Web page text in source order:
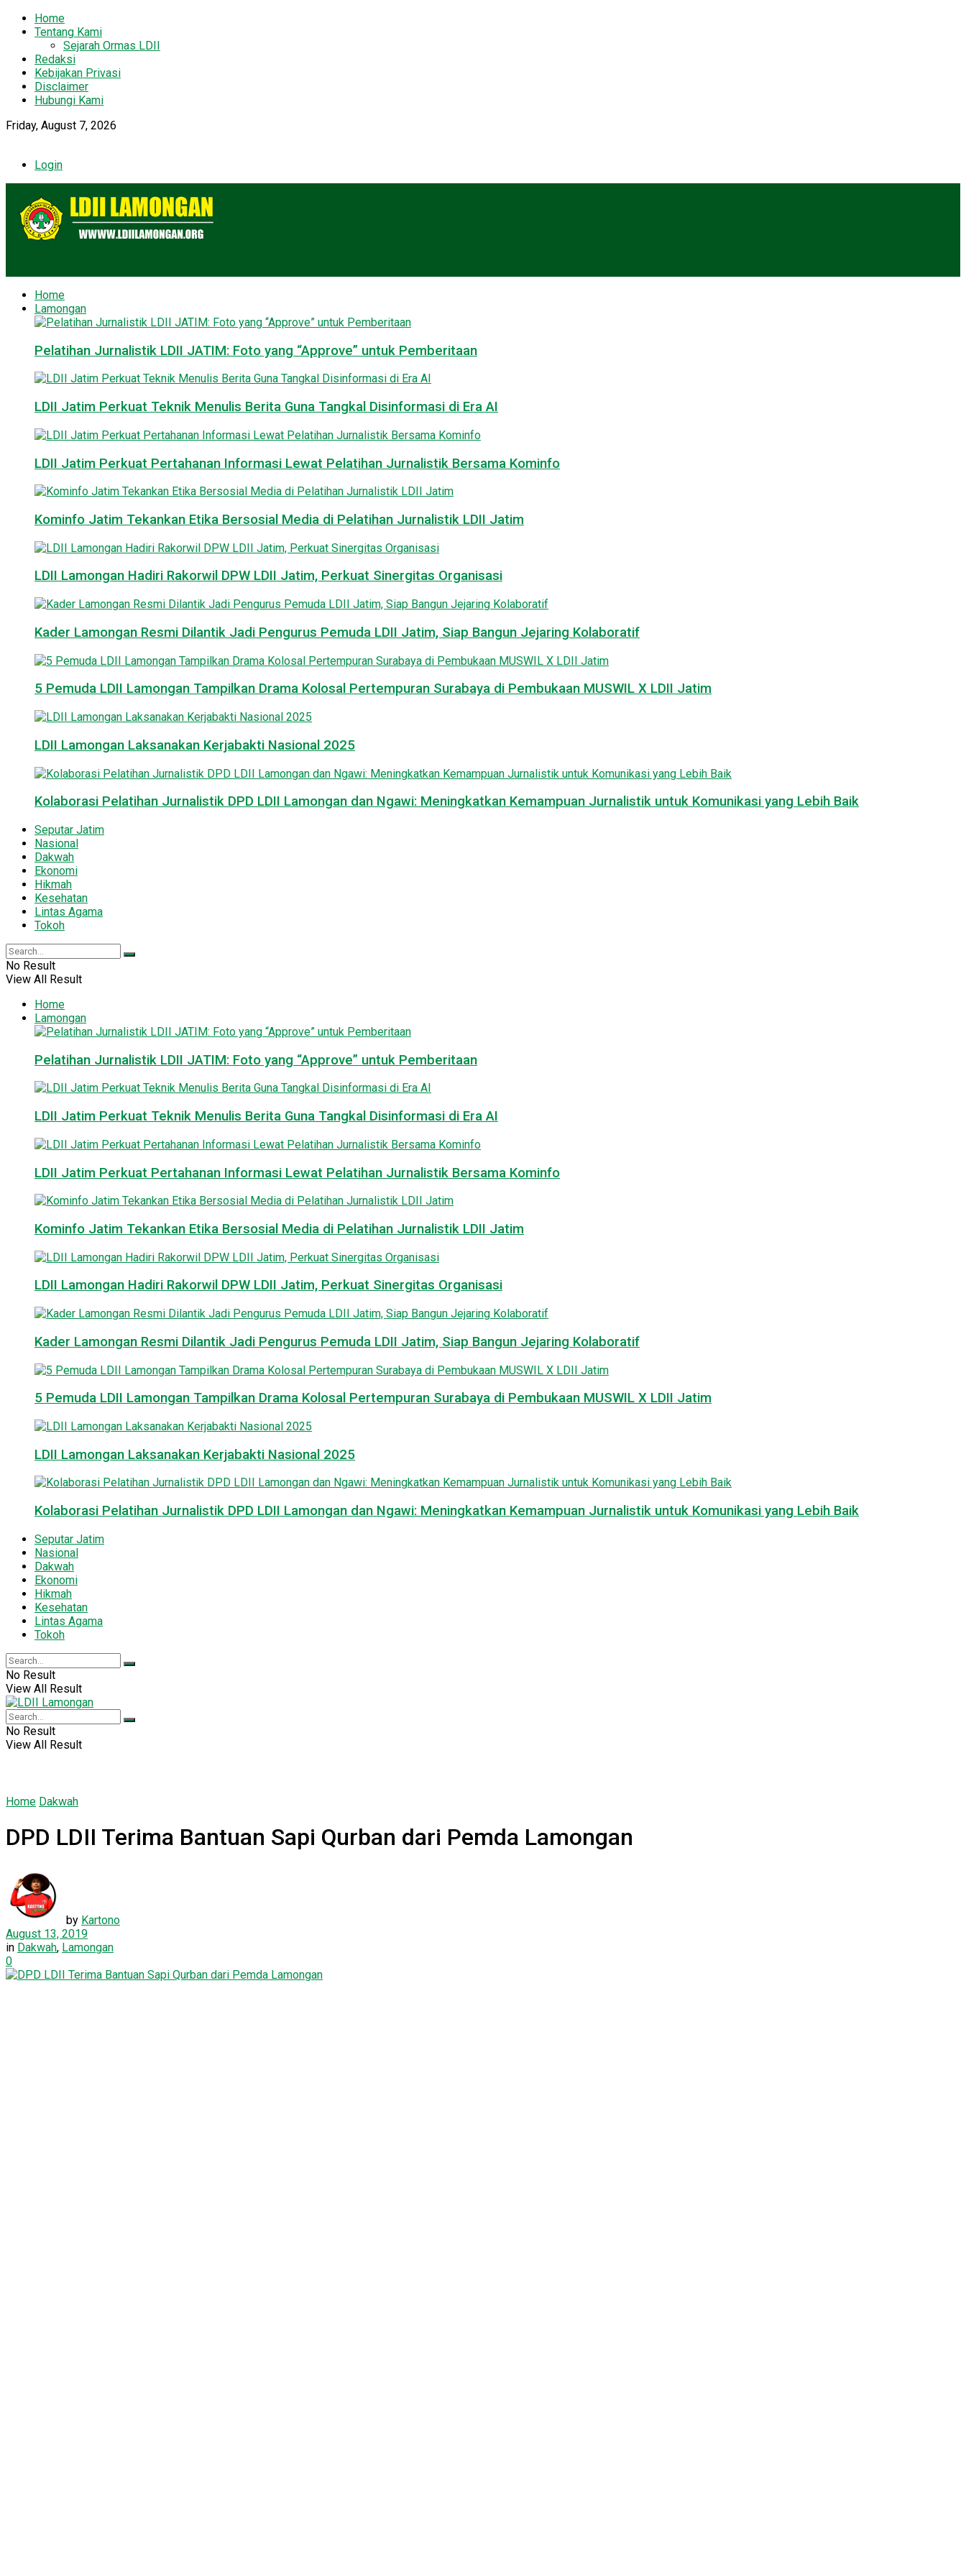
Home
Tentang Kami
Sejarah Ormas LDII
Redaksi
Kebijakan Privasi
Disclaimer
Hubungi Kami
Friday, August 7, 2026
Login
Home
Lamongan
Pelatihan Jurnalistik LDII JATIM: Foto yang “Approve” untuk Pemberitaan
LDII Jatim Perkuat Teknik Menulis Berita Guna Tangkal Disinformasi di Era AI
LDII Jatim Perkuat Pertahanan Informasi Lewat Pelatihan Jurnalistik Bersama Kominfo
Kominfo Jatim Tekankan Etika Bersosial Media di Pelatihan Jurnalistik LDII Jatim
LDII Lamongan Hadiri Rakorwil DPW LDII Jatim, Perkuat Sinergitas Organisasi
Kader Lamongan Resmi Dilantik Jadi Pengurus Pemuda LDII Jatim, Siap Bangun Jejaring Kolaboratif
5 Pemuda LDII Lamongan Tampilkan Drama Kolosal Pertempuran Surabaya di Pembukaan MUSWIL X LDII Jatim
LDII Lamongan Laksanakan Kerjabakti Nasional 2025
Kolaborasi Pelatihan Jurnalistik DPD LDII Lamongan dan Ngawi: Meningkatkan Kemampuan Jurnalistik untuk Komunikasi yang Lebih Baik
Seputar Jatim
Nasional
Dakwah
Ekonomi
Hikmah
Kesehatan
Lintas Agama
Tokoh
No Result
View All Result
Home
Lamongan
Pelatihan Jurnalistik LDII JATIM: Foto yang “Approve” untuk Pemberitaan
LDII Jatim Perkuat Teknik Menulis Berita Guna Tangkal Disinformasi di Era AI
LDII Jatim Perkuat Pertahanan Informasi Lewat Pelatihan Jurnalistik Bersama Kominfo
Kominfo Jatim Tekankan Etika Bersosial Media di Pelatihan Jurnalistik LDII Jatim
LDII Lamongan Hadiri Rakorwil DPW LDII Jatim, Perkuat Sinergitas Organisasi
Kader Lamongan Resmi Dilantik Jadi Pengurus Pemuda LDII Jatim, Siap Bangun Jejaring Kolaboratif
5 Pemuda LDII Lamongan Tampilkan Drama Kolosal Pertempuran Surabaya di Pembukaan MUSWIL X LDII Jatim
LDII Lamongan Laksanakan Kerjabakti Nasional 2025
Kolaborasi Pelatihan Jurnalistik DPD LDII Lamongan dan Ngawi: Meningkatkan Kemampuan Jurnalistik untuk Komunikasi yang Lebih Baik
Seputar Jatim
Nasional
Dakwah
Ekonomi
Hikmah
Kesehatan
Lintas Agama
Tokoh
No Result
View All Result
No Result
View All Result
Home Dakwah
DPD LDII Terima Bantuan Sapi Qurban dari Pemda Lamongan
by Kartono
August 13, 2019
in Dakwah, Lamongan
0